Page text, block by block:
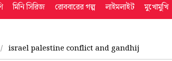
মিনি সিরিজ রোববারের গল্প লাইমলাইট মুখোমুখি
israel palestine conflict and gandhij